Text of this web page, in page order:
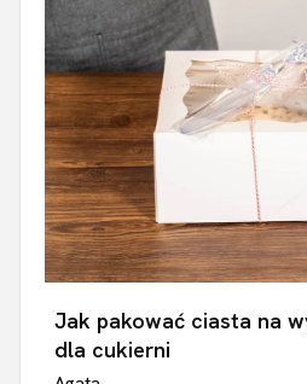
Jak pakować ciasta na
dla cukierni